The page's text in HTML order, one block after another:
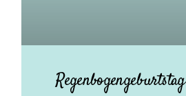
Regenbogengeburtstag